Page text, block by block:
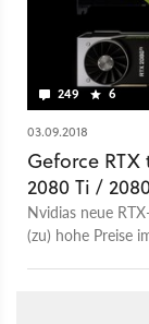
249 6
03.09.2018
Geforce
2080 Ti /
Nvidias neue
(zu) hohe Preise